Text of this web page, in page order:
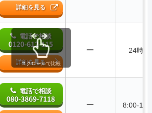
詳細を見る
電話で相談
0120-612-115
詳細を見る
ー 24時間
電話で相談
080-3869-7118
ー 8:00-
スクロールで比較